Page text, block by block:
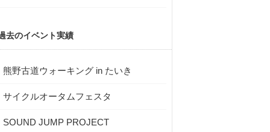
去のイベント実績
熊野古道ウォーキング in たいき
サイクルオータムフェスタ
SOUND JUMP PROJECT